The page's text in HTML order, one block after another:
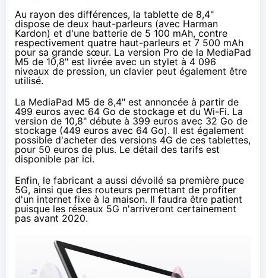
Au rayon des différences, la tablette de 8,4"
dispose de deux haut-parleurs (avec Harman
Kardon) et d'une batterie de 5 100 mAh, contre
respectivement quatre haut-parleurs et 7 500 mAh
pour sa grande sœur. La version Pro de la MediaPad
M5 de 10,8" est livrée avec un stylet à 4 096
niveaux de pression, un clavier peut également être
utilisé.
La MediaPad M5 de 8,4" est annoncée à partir de
499 euros avec 64 Go de stockage et du Wi-Fi. La
version de 10,8" débute à 399 euros avec 32 Go de
stockage (449 euros avec 64 Go). Il est également
possible d'acheter des versions 4G de ces tablettes,
pour 50 euros de plus. Le détail des tarifs est
disponible par ici.
Enfin, le fabricant a aussi dévoilé sa première puce
5G, ainsi que des routeurs permettant de profiter
d'un internet fixe à la maison. Il faudra être patient
puisque les réseaux 5G n'arriveront certainement
pas avant 2020.